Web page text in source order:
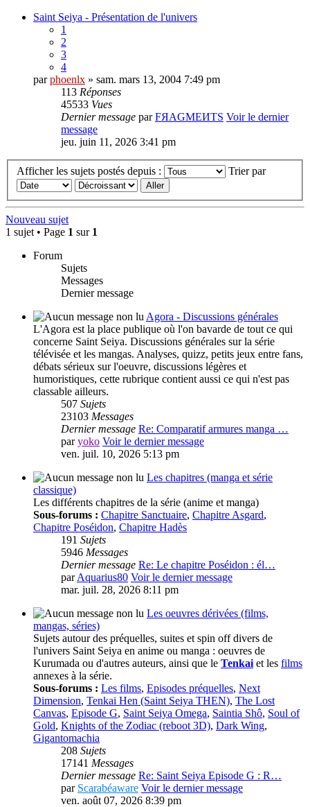
Saint Seiya - Présentation de l'univers
1
2
3
4
parphoenlx » sam. mars 13, 2004 7:49 pm
113 Réponses
45533 Vues
Dernier message parFЯAGMEИTS Voir le dernier
message
jeu. juin 11, 2026 3:41 pm
Afficher les sujets postés depuis : Trier par
Nouveau sujet
1 sujet • Page 1 sur 1
Forum
Sujets
Messages
Dernier message
Agora - Discussions générales
L'Agora est la place publique où l'on bavarde de tout ce qui
concerne Saint Seiya. Discussions générales sur la série
télévisée et les mangas. Analyses, quizz, petits jeux entre fans,
débats sérieux sur l'oeuvre, discussions légères et
humoristiques, cette rubrique contient aussi ce qui n'est pas
classable ailleurs.
507 Sujets
23103 Messages
Dernier message Re: Comparatif armures manga …
paryoko Voir le dernier message
ven. juil. 10, 2026 5:13 pm
Les chapitres (manga et série
classique)
Les différents chapitres de la série (anime et manga)
Sous-forums : Chapitre Sanctuaire, Chapitre Asgard,
Chapitre Poséidon, Chapitre Hadès
191 Sujets
5946 Messages
Dernier message Re: Le chapitre Poséidon : él…
parAquarius80 Voir le dernier message
mar. juil. 28, 2026 8:11 pm
Les oeuvres dérivées (films,
mangas, séries)
Sujets autour des préquelles, suites et spin off divers de
l'univers Saint Seiya en anime ou manga : oeuvres de
Kurumada ou d'autres auteurs, ainsi que le Tenkai et les films
annexes à la série.
Sous-forums : Les films, Episodes préquelles, Next
Dimension, Tenkai Hen (Saint Seiya THEN), The Lost
Canvas, Episode G, Saint Seiya Omega, Saintia Shô, Soul of
Gold, Knights of the Zodiac (reboot 3D), Dark Wing,
Gigantomachia
208 Sujets
17141 Messages
Dernier message Re: Saint Seiya Episode G : R…
par Scarabéaware Voir le dernier message
ven. août 07, 2026 8:39 pm